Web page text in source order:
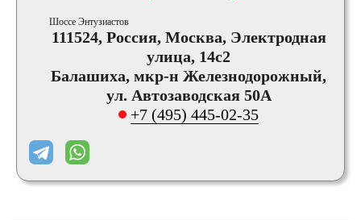
Шоссе Энтузиастов
111524, Россия, Москва, Электродная
улица, 14с2
Балашиха, мкр-н Железнодорожный,
ул. Автозаводская 50А
+7 (495) 445-02-35